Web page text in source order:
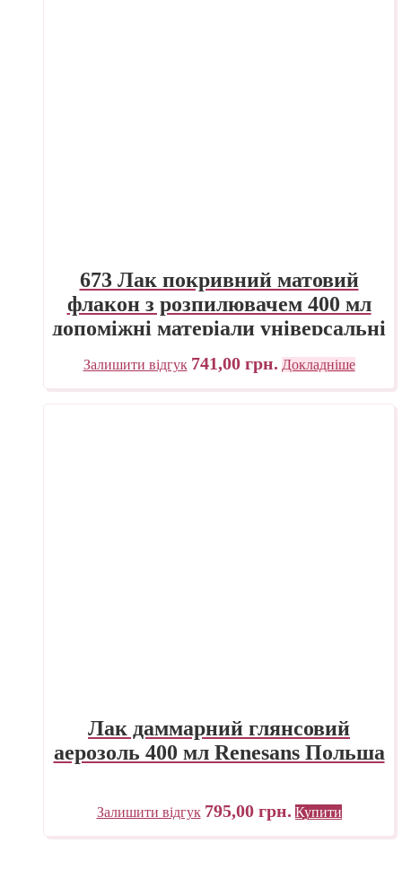
673 Лак покривний матовий
флакон з розпилювачем 400 мл
допоміжні матеріали універсальні
Maimeri Італія
Залишити відгук 741,00 грн. Докладніше
Лак даммарний глянсовий
аерозоль 400 мл Renesans Польша
Залишити відгук 795,00 грн. Купити